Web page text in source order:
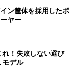
ン筐体を採用したポ
ヤー
れ！失敗しない選び
モデル